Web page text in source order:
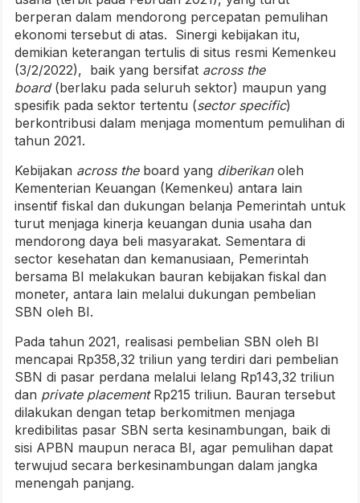
berperan dalam mendorong percepatan pemulihan
ekonomi tersebut di atas. Sinergi kebijakan itu,
demikian keterangan tertulis di situs resmi Kemenkeu
(3/2/2022), baik yang bersifat across the
board(berlaku pada seluruh sektor) maupun yang
spesifik pada sektor tertentu (sector specific)
berkontribusi dalam menjaga momentum pemulihan di
tahun 2021.
Kebijakan across the board yang diberikanoleh
Kementerian Keuangan (Kemenkeu) antara lain
insentif fiskal dan dukungan belanja Pemerintah untuk
turut menjaga kinerja keuangan dunia usaha dan
mendorong daya beli masyarakat. Sementara di
sector kesehatan dan kemanusiaan, Pemerintah
bersama BI melakukan bauran kebijakan fiskal dan
moneter, antara lain melalui dukungan pembelian
SBN oleh BI.
Pada tahun 2021, realisasi pembelian SBN oleh BI
mencapai Rp358,32 triliun yang terdiri dari pembelian
SBN di pasar perdana melalui lelang Rp143,32 triliun
dan private placementRp215 triliun. Bauran tersebut
dilakukan dengan tetap berkomitmen menjaga
kredibilitas pasar SBN serta kesinambungan, baik di
sisi APBN maupun neraca BI, agar pemulihan dapat
terwujud secara berkesinambungan dalam jangka
menengah panjang.